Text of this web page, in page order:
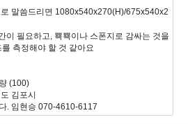
말씀드리면 1080x540x270(H)/675x540x2
이 필요하고, 뾱뾱이나 스폰지로 감싸는 것을
측정해야 할 것 같아요
(100)
김포시
. 임현승 070-4610-6117